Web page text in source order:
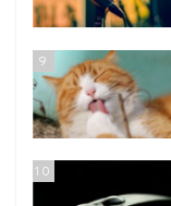
9
10